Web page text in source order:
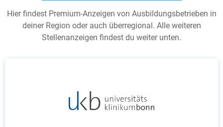
Hier findest Premium-Anzeigen von Ausbildungsbetrieben in
deiner Region oder auch überregional. Alle weiteren
Stellenanzeigen findest du weiter unten.